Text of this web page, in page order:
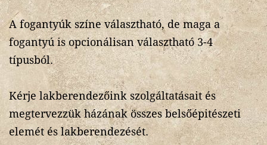
A fogantyúk színe választható, de maga a
fogantyú is opcionálisan választható 3-4
típusból.
Kérje lakberendezőink szolgáltatásait és
megtervezzük házának összes belsőépitészeti
elemét és lakberendezését.